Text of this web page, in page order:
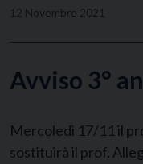
12 Novembre 2021
Avviso 3°
Mercoledì 17/11 il
sostituirà il prof.